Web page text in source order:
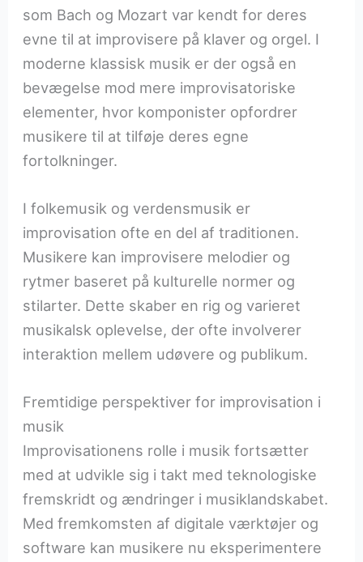
som Bach og Mozart var kendt for deres
evne til at improvisere på klaver og orgel. I
moderne klassisk musik er der også en
bevægelse mod mere improvisatoriske
elementer, hvor komponister opfordrer
musikere til at tilføje deres egne
fortolkninger.
I folkemusik og verdensmusik er
improvisation ofte en del af traditionen.
Musikere kan improvisere melodier og
rytmer baseret på kulturelle normer og
stilarter. Dette skaber en rig og varieret
musikalsk oplevelse, der ofte involverer
interaktion mellem udøvere og publikum.
Fremtidige perspektiver for improvisation i
musik
Improvisationens rolle i musik fortsætter
med at udvikle sig i takt med teknologiske
fremskridt og ændringer i musiklandskabet.
Med fremkomsten af digitale værktøjer og
software kan musikere nu eksperimentere